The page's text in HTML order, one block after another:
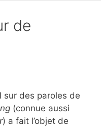
de
sur des paroles de
(connue aussi
) a fait l’objet de